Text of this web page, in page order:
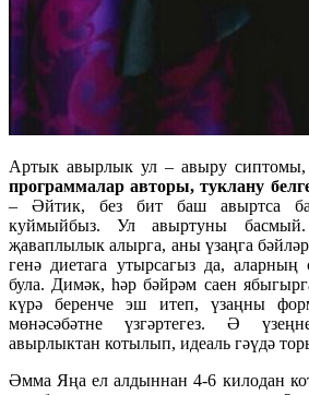
Артык авырлык ул – авыру
программалар авторы, туклану
– Әйтик, без бит баш авыртса
куймыйбыз. Ул авыртуны
җаваплылык алырга, аны үзаңга
генә диетага утырсагыз да,
була. Димәк, һәр бәйрәм саен
күрә беренче эш итеп, үзаңны
мөнәсәбәтне үзгәртегез. Ә
авырлыктан котылып, идеаль гәүдә
Әмма Яңа ел алдыннан 4-6 килодан